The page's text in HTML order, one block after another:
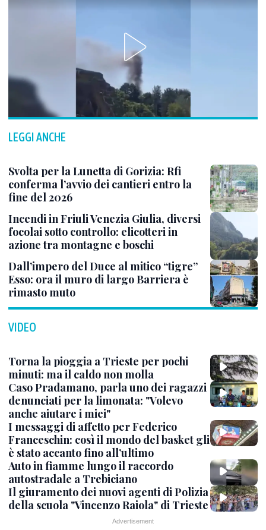
LEGGI ANCHE
Svolta per la Lunetta di Gorizia: Rfi
conferma l’avvio dei cantieri entro la
fine del 2026
Incendi in Friuli Venezia Giulia, diversi
focolai sotto controllo: elicotteri in
azione tra montagne e boschi
Dall’impero del Duce al mitico “tigre”
Esso: ora il muro di largo Barriera è
rimasto muto
VIDEO
Torna la pioggia a Trieste per pochi
minuti: ma il caldo non molla
Caso Pradamano, parla uno dei ragazzi
denunciati per la limonata: "Volevo
anche aiutare i miei"
I messaggi di affetto per Federico
Franceschin: così il mondo del basket gli
è stato accanto fino all’ultimo
Auto in fiamme lungo il raccordo
autostradale a Trebiciano
Il giuramento dei nuovi agenti di Polizia
della scuola "Vincenzo Raiola" di Trieste